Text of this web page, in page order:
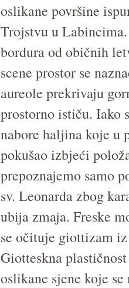
oslikane površine
Trojstvu u
bordura od običnih
scene prostor se
aureole prekrivaju
prostorno ističu. Iako
nabore haljina koje u
pokušao izbjeći
prepoznajemo samo
sv. Leonarda zbog
ubija zmaja. Freske
se očituje giottizam
Giotteskna
oslikane sjene koje